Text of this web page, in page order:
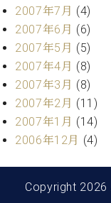
2007年7月 (4)
2007年6月 (6)
2007年5月 (5)
2007年4月 (8)
2007年3月 (8)
2007年2月 (11)
2007年1月 (14)
2006年12月 (4)
Copyright 2026